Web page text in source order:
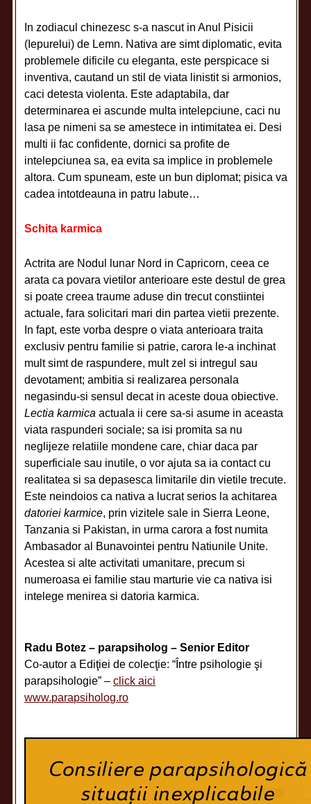
In zodiacul chinezesc s-a nascut in Anul Pisicii
(Iepurelui) de Lemn. Nativa are simt diplomatic, evita
problemele dificile cu eleganta, este perspicace si
inventiva, cautand un stil de viata linistit si armonios,
caci detesta violenta. Este adaptabila, dar
determinarea ei ascunde multa intelepciune, caci nu
lasa pe nimeni sa se amestece in intimitatea ei. Desi
multi ii fac confidente, dornici sa profite de
intelepciunea sa, ea evita sa implice in problemele
altora. Cum spuneam, este un bun diplomat; pisica va
cadea intotdeauna in patru labute…
Schita karmica
Actrita are Nodul lunar Nord in Capricorn, ceea ce
arata ca povara vietilor anterioare este destul de grea
si poate creea traume aduse din trecut constiintei
actuale, fara solicitari mari din partea vietii prezente.
In fapt, este vorba despre o viata anterioara traita
exclusiv pentru familie si patrie, carora le-a inchinat
mult simt de raspundere, mult zel si intregul sau
devotament; ambitia si realizarea personala
negasindu-si sensul decat in aceste doua obiective.
Lectia karmica actuala ii cere sa-si asume in aceasta
viata raspunderi sociale; sa isi promita sa nu
neglijeze relatiile mondene care, chiar daca par
superficiale sau inutile, o vor ajuta sa ia contact cu
realitatea si sa depasesca limitarile din vietile trecute.
Este neindoios ca nativa a lucrat serios la achitarea
datoriei karmice, prin vizitele sale in Sierra Leone,
Tanzania si Pakistan, in urma carora a fost numita
Ambasador al Bunavointei pentru Natiunile Unite.
Acestea si alte activitati umanitare, precum si
numeroasa ei familie stau marturie vie ca nativa isi
intelege menirea si datoria karmica.
Radu Botez – parapsiholog – Senior Editor
Co-autor a Ediţiei de colecţie: “Între psihologie şi
parapsihologie” –click aici
www.parapsiholog.ro